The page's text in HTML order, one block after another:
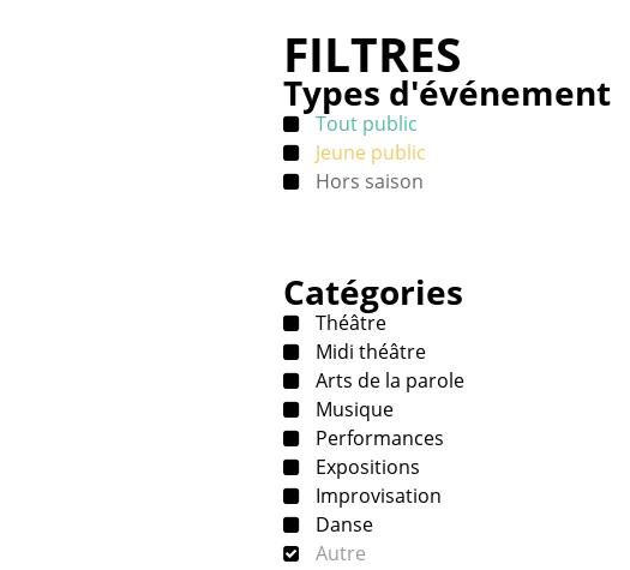
FILTRES
Types d'événement
Tout public
Jeune public
Hors saison
Catégories
Théâtre
Midi théâtre
Arts de la parole
Musique
Performances
Expositions
Improvisation
Danse
Autre